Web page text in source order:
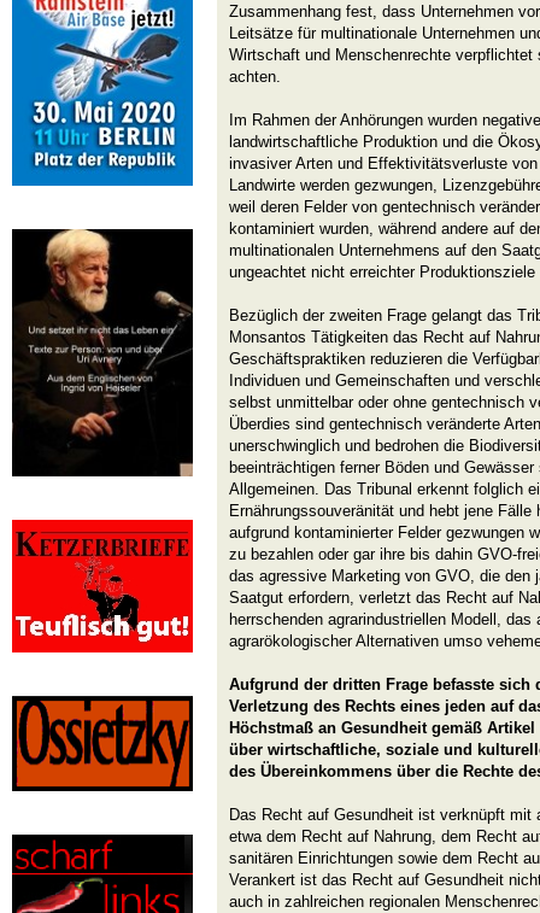
Zusammenhang fest, dass Unternehmen
Leitsätze für multinationale Unternehmen
Wirtschaft und Menschenrechte
achten.
Im Rahmen der Anhörungen wurden
landwirtschaftliche Produktion und die
invasiver Arten und Effektivitätsverluste
Landwirte werden gezwungen,
weil deren Felder von gentechnisch
kontaminiert wurden, während andere auf
multinationalen Unternehmens auf den
ungeachtet nicht erreichter
Bezüglich der zweiten Frage gelangt das
Monsantos Tätigkeiten das Recht auf
Geschäftspraktiken reduzieren die
Individuen und Gemeinschaften und
selbst unmittelbar oder ohne gentechnisch
Überdies sind gentechnisch veränderte
unerschwinglich und bedrohen die
beeinträchtigen ferner Böden und
Allgemeinen. Das Tribunal erkennt folglich
Ernährungssouveränität und hebt jene Fälle
aufgrund kontaminierter Felder gezwungen
zu bezahlen oder gar ihre bis dahin GVO-
das agressive Marketing von GVO, die den
Saatgut erfordern, verletzt das Recht auf
herrschenden agrarindustriellen Modell,
agrarökologischer Alternativen umso
Aufgrund der dritten Frage befasste
Verletzung des Rechts eines jeden auf
Höchstmaß an Gesundheit gemäß
über wirtschaftliche, soziale und
des Übereinkommens über die Rechte
Das Recht auf Gesundheit ist verknüpft mit
etwa dem Recht auf Nahrung, dem Recht
sanitären Einrichtungen sowie dem Recht
Verankert ist das Recht auf Gesundheit
auch in zahlreichen regionalen